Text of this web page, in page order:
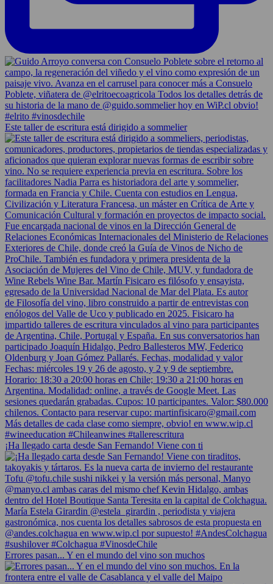
Este taller de escritura está dirigido a sommelier
¡Ha llegado carta desde San Fernando! Viene con ti
Errores pasan... Y en el mundo del vino son muchos